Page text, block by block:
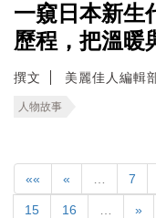
一窺日本新生
歷程，把溫暖
撰文 美麗佳人編輯
人物故事
«« « 7
15 16 »